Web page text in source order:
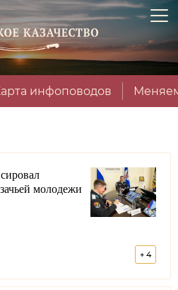
инфоповодов
молодежи
+ 4
Москва